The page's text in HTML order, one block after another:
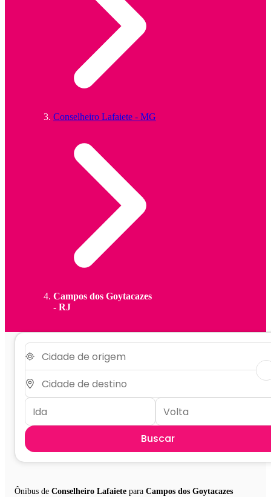
Conselheiro Lafaiete - MG
Campos dos Goytacazes
- RJ
Buscar
Ônibus de Conselheiro Lafaiete para Campos dos Goytacazes